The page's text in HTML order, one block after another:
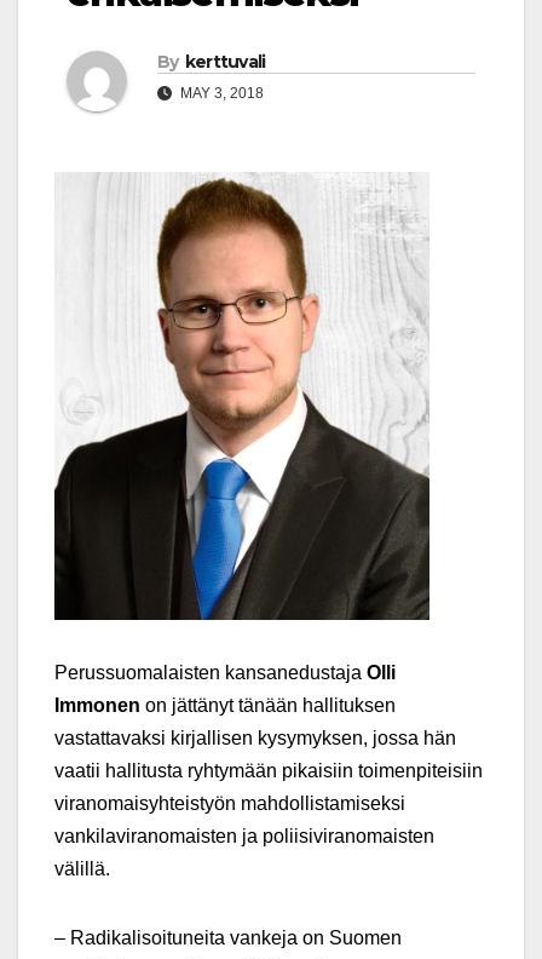
By kerttuvali
MAY 3, 2018
Perussuomalaisten kansanedustaja Olli
Immonen on jättänyt tänään hallituksen
vastattavaksi kirjallisen kysymyksen, jossa hän
vaatii hallitusta ryhtymään pikaisiin toimenpiteisiin
viranomaisyhteistyön mahdollistamiseksi
vankilaviranomaisten ja poliisiviranomaisten
välillä.
– Radikalisoituneita vankeja on Suomen